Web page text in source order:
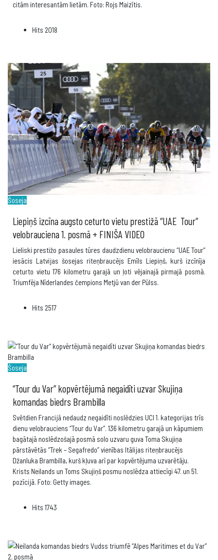
citām interesantām lietām. Foto: Rojs Maizītis.
Hits 2018
Šoseja
Liepiņš izcīna augsto ceturto vietu prestižā “UAE Tour”
velobrauciena 1. posmā + FINIŠA VIDEO
Lieliski prestižo pasaules tūres daudzdienu velobraucienu “UAE Tour”
iesācis Latvijas šosejas riteņbraucējs Emīls Liepiņš, kurš izcīnīja
ceturto vietu 176 kilometru garajā un ļoti vējainajā pirmajā posmā.
Triumfēja Nīderlandes čempions Metjū van der Pūlss.
Hits 2517
Šoseja
“Tour du Var” kopvērtējumā negaidīti uzvar Skujiņa
komandas biedrs Brambilla
Svētdien Francijā nedaudz negaidīti noslēdzies UCI 1. kategorijas trīs
dienu velobrauciens “Tour du Var”. 136 kilometru garajā un kāpumiem
bagātajā noslēdzošajā posmā solo uzvaru guva Toma Skujiņa
pārstāvētās “Trek – Segafredo” vienības Itālijas riteņbraucējs
Džanluka Brambilla, kurš kļuva arī par kopvērtējuma uzvarētāju.
Krists Neilands un Toms Skujiņš posmu noslēdza attiecīgi 47. un 51.
pozīcijā. Foto: Getty images.
Hits 1743